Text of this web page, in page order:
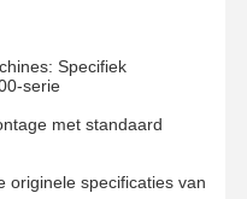
Role
Specifiek
serie
met standaard
originele specificaties van